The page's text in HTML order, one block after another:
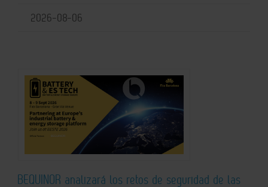
2026-08-06
BEQUINOR analizará los retos de seguridad de las